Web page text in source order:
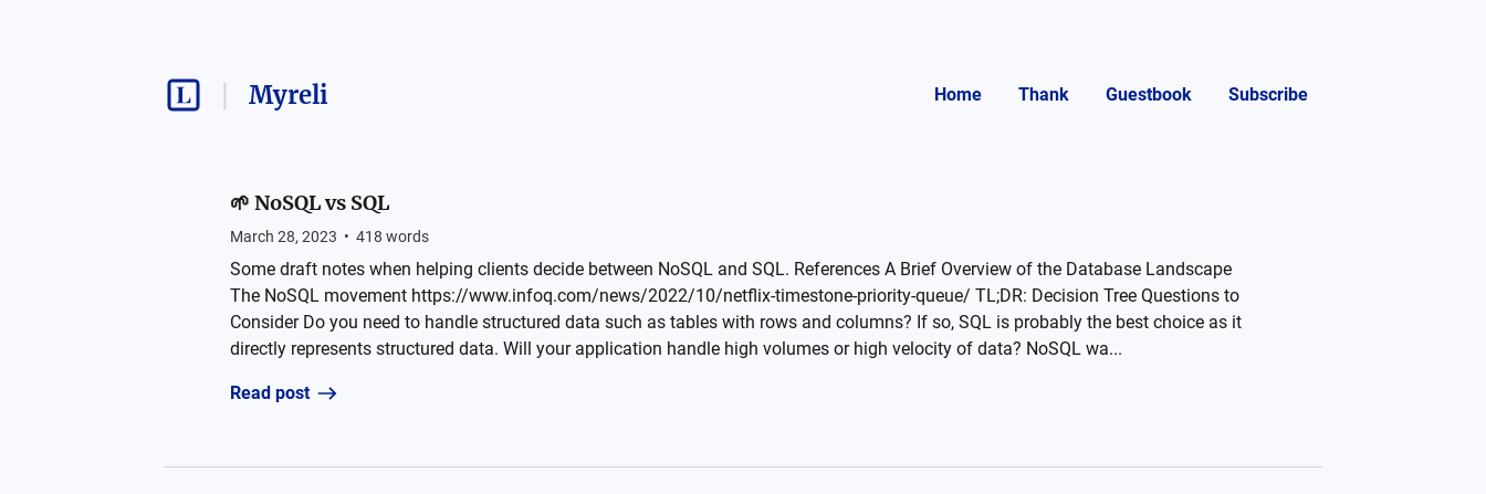
Myreli Home Thank Guestbook Subscribe
🌱 NoSQL vs SQL
March 28, 2023 • 418 words
Some draft notes when helping clients decide between NoSQL and SQL. References A Brief Overview of the Database Landscape
The NoSQL movement https://www.infoq.com/news/2022/10/netflix-timestone-priority-queue/ TL;DR: Decision Tree Questions to
Consider Do you need to handle structured data such as tables with rows and columns? If so, SQL is probably the best choice as it
directly represents structured data. Will your application handle high volumes or high velocity of data? NoSQL wa...
Read post